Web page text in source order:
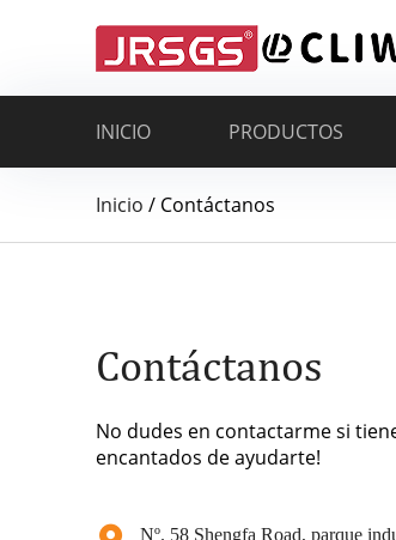
INICIO PRODUCTOS
Inicio / Contáctanos
Contáctanos
No dudes en contactarme si
encantados de ayudarte!
Nº. 58 Shengfa Road, parque